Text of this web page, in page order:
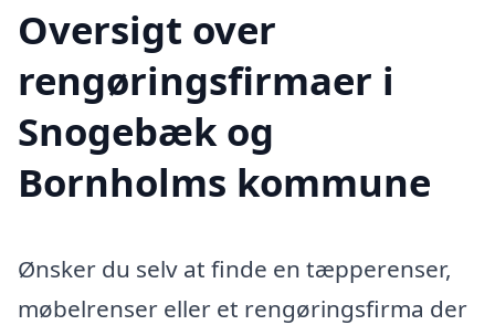
Oversigt over
rengøringsfirmaer i
Snogebæk og
Bornholms kommune
Ønsker du selv at finde en tæpperenser,
møbelrenser eller et rengøringsfirma der